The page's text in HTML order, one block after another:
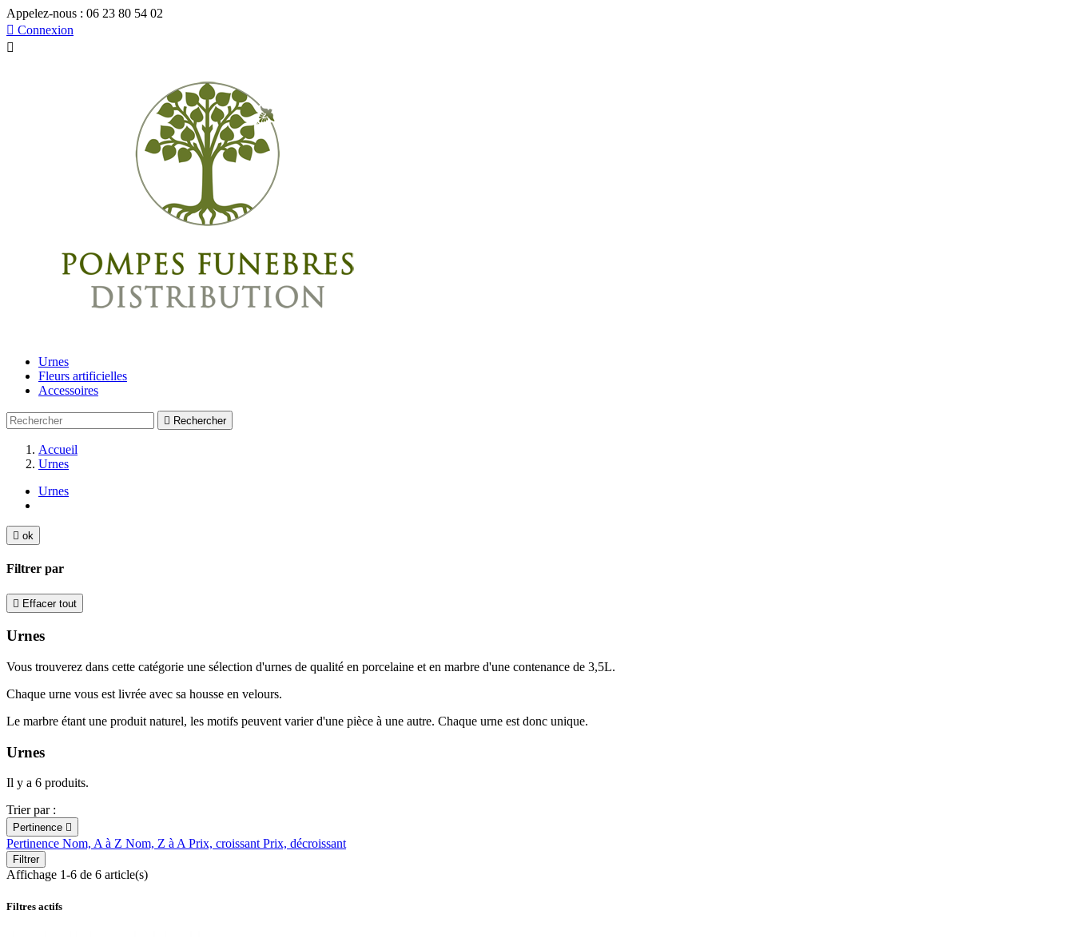
Appelez-nous : 06 23 80 54 02
 Connexion

Urnes
Fleurs artificielles
Accessoires
 Rechercher
Accueil
Urnes
Urnes
 ok
Filtrer par
 Effacer tout
Urnes
Vous trouverez dans cette catégorie une sélection d'urnes de qualité en porcelaine et en marbre d'une contenance de 3,5L.
Chaque urne vous est livrée avec sa housse en velours.
Le marbre étant une produit naturel, les motifs peuvent varier d'une pièce à une autre. Chaque urne est donc unique.
Urnes
Il y a 6 produits.
Trier par :
Pertinence 
Pertinence Nom, A à Z Nom, Z à APrix, croissantPrix, décroissant
Filtrer
Affichage 1-6 de 6 article(s)
Filtres actifs